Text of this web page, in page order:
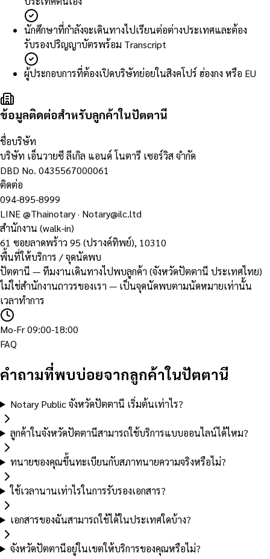
นักศึกษาที่กำลังจะเดินทางไปเรียนต่อต่างประเทศและต้อง
รับรองปริญญาบัตรพร้อม Transcript
ผู้ประกอบการที่ต้องเปิดบริษัทย่อยในสิงคโปร์ ฮ่องกง หรือ EU
ข้อมูลติดต่อสำหรับลูกค้าในปัตตานี
ชื่อบริษัท
บริษัท เอ็นวายซี ลีเกิล แอนด์ โนตารี เซอร์วิส จำกัด
DBD No. 0435567000061
ติดต่อ
094-895-8999
LINE@Thainotary· Notary@ilc.ltd
สำนักงาน (walk-in)
61 ซอยลาดพร้าว 95 (ปรางค์ทิพย์), 10310
พื้นที่ให้บริการ / จุดนัดพบ
ปัตตานี — ทีมงานเดินทางไปพบลูกค้า (จังหวัดปัตตานี ประเทศไทย)
ไม่ใช่สำนักงานถาวรของเรา — เป็นจุดนัดพบตามนัดหมายเท่านั้น
เวลาทำการ
Mo-Fr 09:00-18:00
FAQ
คำถามที่พบบ่อยจากลูกค้าในปัตตานี
Notary Public จังหวัดปัตตานี เริ่มต้นเท่าไร?
ลูกค้าในจังหวัดปัตตานีสามารถใช้บริการแบบออนไลน์ได้ไหม?
ทนายของคุณขึ้นทะเบียนกับสภาทนายความจริงหรือไม่?
ใช้เวลานานเท่าไรในการรับรองเอกสาร?
เอกสารของฉันสามารถใช้ได้ในประเทศใดบ้าง?
จังหวัดปัตตานีอยู่ในเขตให้บริการของคุณหรือไม่?